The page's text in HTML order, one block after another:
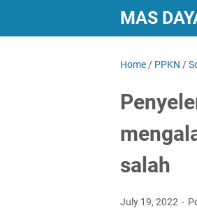
MAS
Home / PPKN /
salah
July 19, 2022